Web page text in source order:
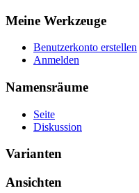
Meine Werkzeuge
Benutzerkonto erstellen
Anmelden
Namensräume
Seite
Diskussion
Varianten
Ansichten